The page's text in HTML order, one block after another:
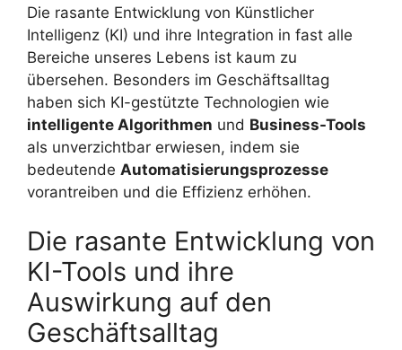
Die rasante Entwicklung von Künstlicher
Intelligenz (KI) und ihre Integration in fast alle
Bereiche unseres Lebens ist kaum zu
übersehen. Besonders im Geschäftsalltag
haben sich KI-gestützte Technologien wie
intelligente Algorithmen und Business-Tools
als unverzichtbar erwiesen, indem sie
bedeutende Automatisierungsprozesse
vorantreiben und die Effizienz erhöhen.
Die rasante Entwicklung von
KI-Tools und ihre
Auswirkung auf den
Geschäftsalltag